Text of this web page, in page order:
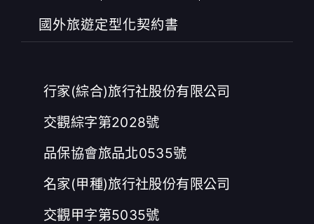
國外旅遊定型化契約書
行家(綜合)旅行社股份有限公司
交觀綜字第2028號
品保協會旅品北0535號
名家(甲種)旅行社股份有限公司
交觀甲字第5035號